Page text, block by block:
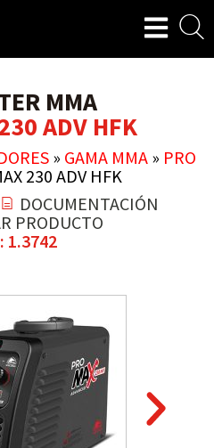
MMA
ADV HFK
» GAMA MMA» PRO
230 ADV HFK
DOCUMENTACIÓN
PRODUCTO
1.3742